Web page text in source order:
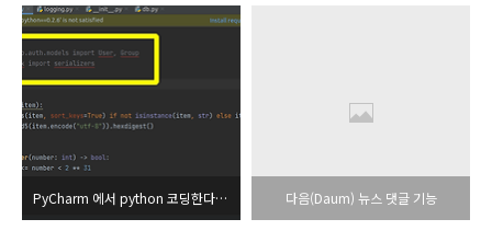
PyCharm 에서 python 코딩한다면 반드시 필요한 설정 다음(Daum) 뉴스 댓글 기능